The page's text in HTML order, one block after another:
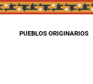
PUEBLOS ORIGINARIOS